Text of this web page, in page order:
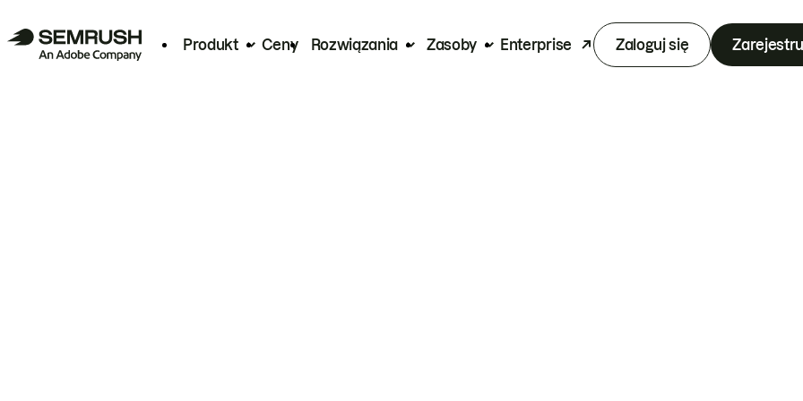
Produkt Ceny Rozwiązania Zasoby Enterprise Zaloguj się